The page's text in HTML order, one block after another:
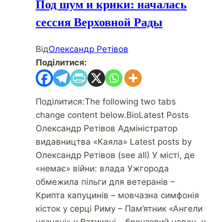
Под шум и крики: началась
сессия Верховной Рады
ВідОлександр Ретівов
Поділитися:
Поділитися:The following two tabs
change content below.BioLatest Posts
Олександр Ретівов Адміністратор
видавництва «Каяла» Latest posts by
Олександр Ретівов (see all) У місті, де
«немає» війни: влада Ужгорода
обмежила пільги для ветеранів –
Крипта капуцинів – мовчазна симфонія
кісток у серці Риму – Пам’ятник «Ангели